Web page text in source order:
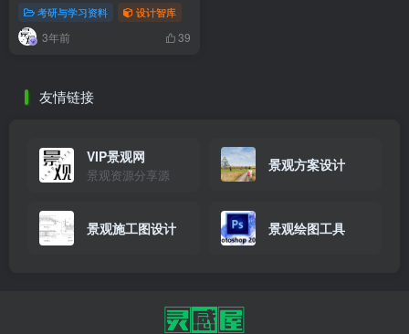
考研与学习资料 设计智库
3年前 39
友情链接
VIP景观网
景观资源分享源
景观方案设计
景观施工图设计 景观绘图工具